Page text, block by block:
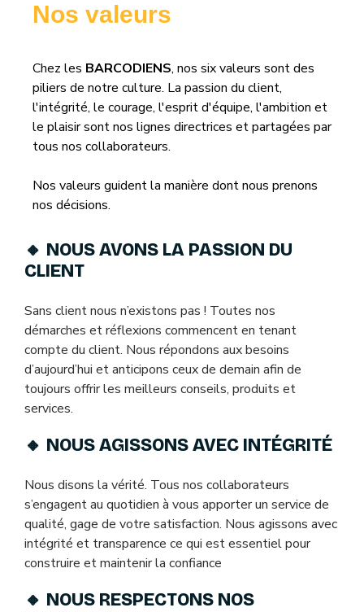
Nos valeurs
Chez les BARCODIENS, nos six valeurs sont des
piliers de notre culture. La passion du client,
l'intégrité, le courage, l'esprit d'équipe, l'ambition et
le plaisir sont nos lignes directrices et partagées par
tous nos collaborateurs.
Nos valeurs guident la manière dont nous prenons
nos décisions.
🔸 NOUS AVONS LA PASSION DU
CLIENT
Sans client nous n’existons pas ! Toutes nos
démarches et réflexions commencent en tenant
compte du client. Nous répondons aux besoins
d’aujourd’hui et anticipons ceux de demain afin de
toujours offrir les meilleurs conseils, produits et
services.
🔸 NOUS AGISSONS AVEC INTÉGRITÉ
Nous disons la vérité. Tous nos collaborateurs
s’engagent au quotidien à vous apporter un service de
qualité, gage de votre satisfaction. Nous agissons avec
intégrité et transparence ce qui est essentiel pour
construire et maintenir la confiance
🔸 NOUS RESPECTONS NOS